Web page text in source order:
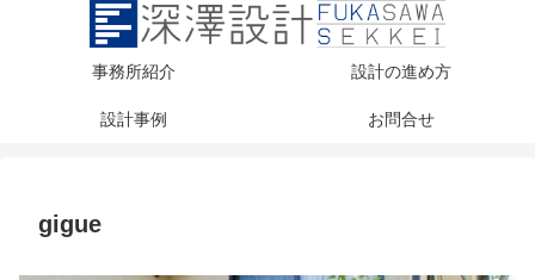
事務所紹介 設計の進め方
設計事例 お問合せ
gigue